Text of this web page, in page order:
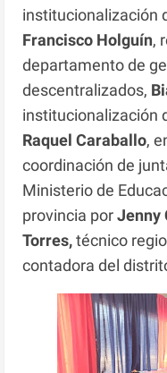
institucionalización
Francisco Holguín,
departamento de
descentralizados,
institucionalización
Raquel Caraballo,
coordinación de
Ministerio de
provincia porJenny
Torres,técnico
contadora del